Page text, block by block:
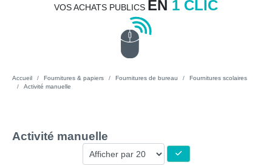
VOS ACHATS PUBLICS EN 1 CLIC
Accueil Fournitures & papiers Fournitures de bureau
Fournitures scolaires
Activité manuelle
Activité manuelle